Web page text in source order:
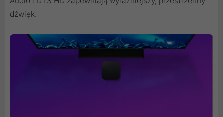
dźwięk.